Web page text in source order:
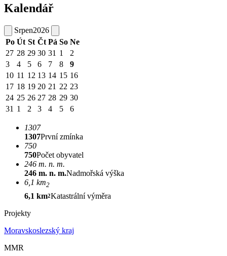
Kalendář
Srpen2026
Po Út St Čt Pá So Ne
27 28 29 30 31 1
2
3
4 5 6 7 8
9
10 11 12 13 14 15 16
17 18 19 20 21 22 23
24 25 26 27 28 29 30
31 1 2 3 4 5 6
1307
1307První zmínka
750
750Počet obyvatel
246 m. n. m.
246 m. n. m.Nadmořská výška
6,1 km2
6,1 km2Katastrální výměra
Projekty
Moravskoslezský kraj
MMR